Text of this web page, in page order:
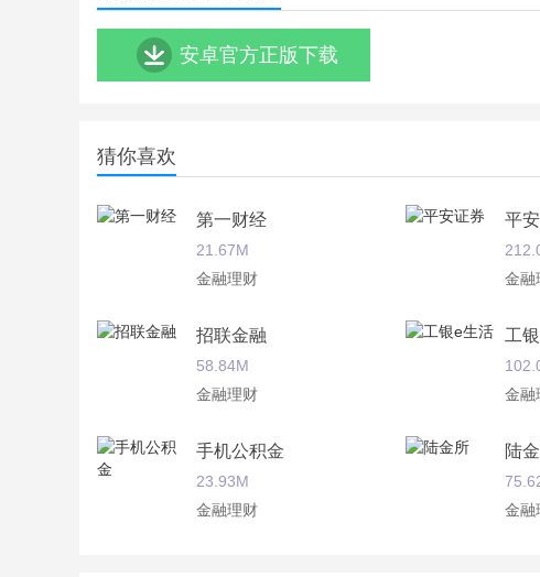
安卓官方正版下载
猜你喜欢
第一财经
21.67M
金融理财
平
金融
招联金融
58.84M
金融理财
工
金融
手机公积金
23.93M
金融理财
陆
金融